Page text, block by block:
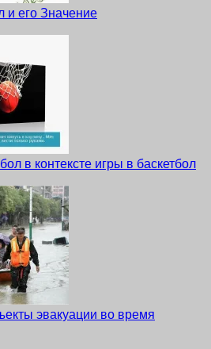
и его Значение
в контексте игры в баскетбол
эвакуации во время